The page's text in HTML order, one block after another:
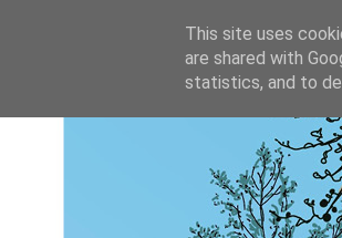
This site uses
are shared with
statistics, and to